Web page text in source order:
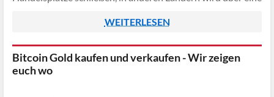
WEITERLESEN
Bitcoin Gold kaufen und verkaufen - Wir zeigen
euch wo